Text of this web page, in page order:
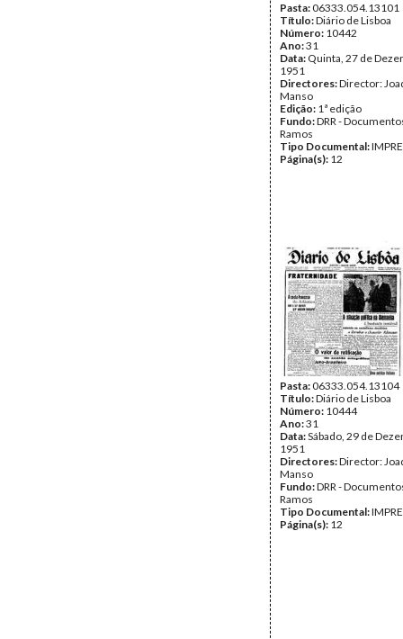
Pasta:06333.054.13101
Título:Diário de Lisboa
Número: 10442
Ano:31
Data: Quinta, 27 de
1951
Directores:Director:
Manso
Edição: 1ª edição
Fundo:DRR -
Ramos
Tipo Documental:
Página(s): 12
Pasta:06333.054.13104
Título:Diário de Lisboa
Número: 10444
Ano:31
Data:Sábado, 29 de
1951
Directores:Director:
Manso
Fundo:DRR -
Ramos
Tipo Documental:
Página(s): 12